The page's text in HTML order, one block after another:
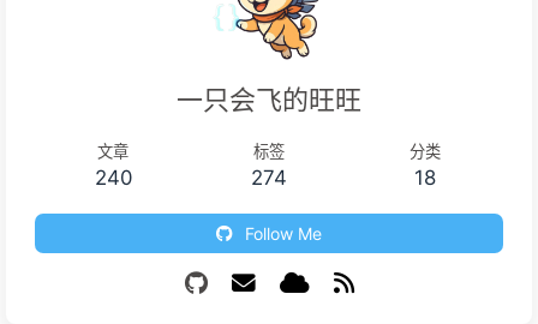
一只会飞的旺旺
文章
240
标签
274
分类
18
Follow Me